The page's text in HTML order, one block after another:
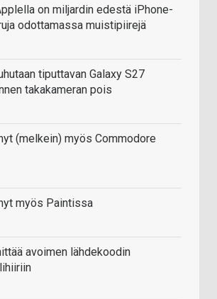
on miljardin edestä iPhone-
odottamassa muistipiirejä
tiputtavan Galaxy S27
takakameran pois
(melkein) myös Commodore
myös Paintissa
avoimen lähdekoodin